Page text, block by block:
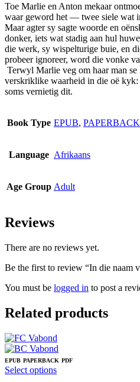
options
may
be
chosen
on
the
product
page
Toe Marlie en Anton mekaar
waar geword het — twee siele wat
Maar agter sy sagte woorde en
donker, iets wat stadig aan hul
die werk, sy wispelturige buie, en
probeer ignoreer, word die vonke
Terwyl Marlie veg om haar man
verskriklike waarheid in die oë
soms vernietig dit.
Book Type EPUB, PAPERBACK
Language Afrikaans
Age Group Adult
Reviews
There are no reviews yet.
Be the first to review “In die naam
You must be logged in to post a
Related products
EPUB PAPERBACK PDF
Select optionsThis